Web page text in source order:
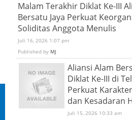
Malam Terakhir Diklat Ke-III
Bersatu Jaya Perkuat
Soliditas Anggota Menulis
Juli 16, 2026 1:07 pm
Published by MJ
Aliansi Alam
Diklat Ke-III di
Perkuat
dan Kesadaran
Juli 15, 2026 10:33 am